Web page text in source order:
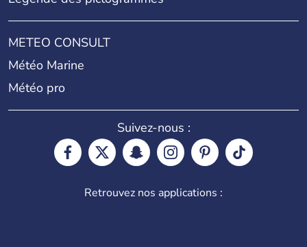
METEO CONSULT
Météo Marine
Météo pro
Suivez-nous :
Retrouvez nos applications :